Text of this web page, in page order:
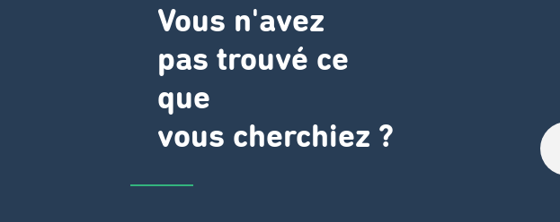
Vous n'avez
pas trouvé ce
que
vous cherchiez ?